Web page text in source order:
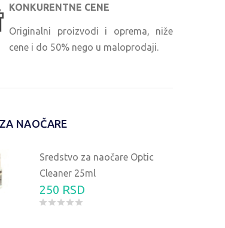
KONKURENTNE CENE
Originalni proizvodi i oprema, niže
cene i do 50% nego u maloprodaji.
NAOČARE
Sredstvo za naočare Optic
Cleaner 25ml
250 RSD